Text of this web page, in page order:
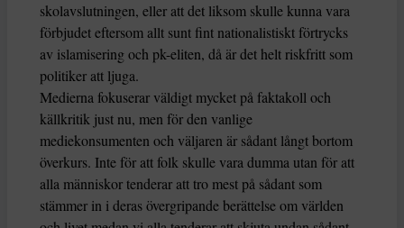
skolavslutningen, eller att det liksom skulle kunna vara
förbjudet eftersom allt sunt fint nationalistiskt förtrycks
av islamisering och pk-eliten, då är det helt riskfritt som
politiker att ljuga.
Medierna fokuserar väldigt mycket på faktakoll och
källkritik just nu, men för den vanlige
mediekonsumenten och väljaren är sådant långt bortom
överkurs. Inte för att folk skulle vara dumma utan för att
alla människor tenderar att tro mest på sådant som
stämmer in i deras övergripande berättelse om världen